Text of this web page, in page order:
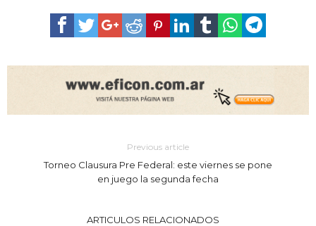
Previous article
Torneo Clausura Pre Federal: este viernes se pone
en juego la segunda fecha
ARTICULOS RELACIONADOS